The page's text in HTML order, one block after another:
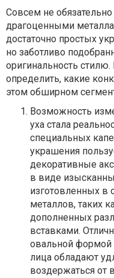
Совсем не
драгоценными
достаточно простых
но заботливо
оригинальность
определить, какие
этом обширном
Возможность
уха стала
специальных
украшения
декоративные
в виде
изготовленных в
металлов, таких
дополненных
вставками.
овальной формой
лица обладают
воздержаться от